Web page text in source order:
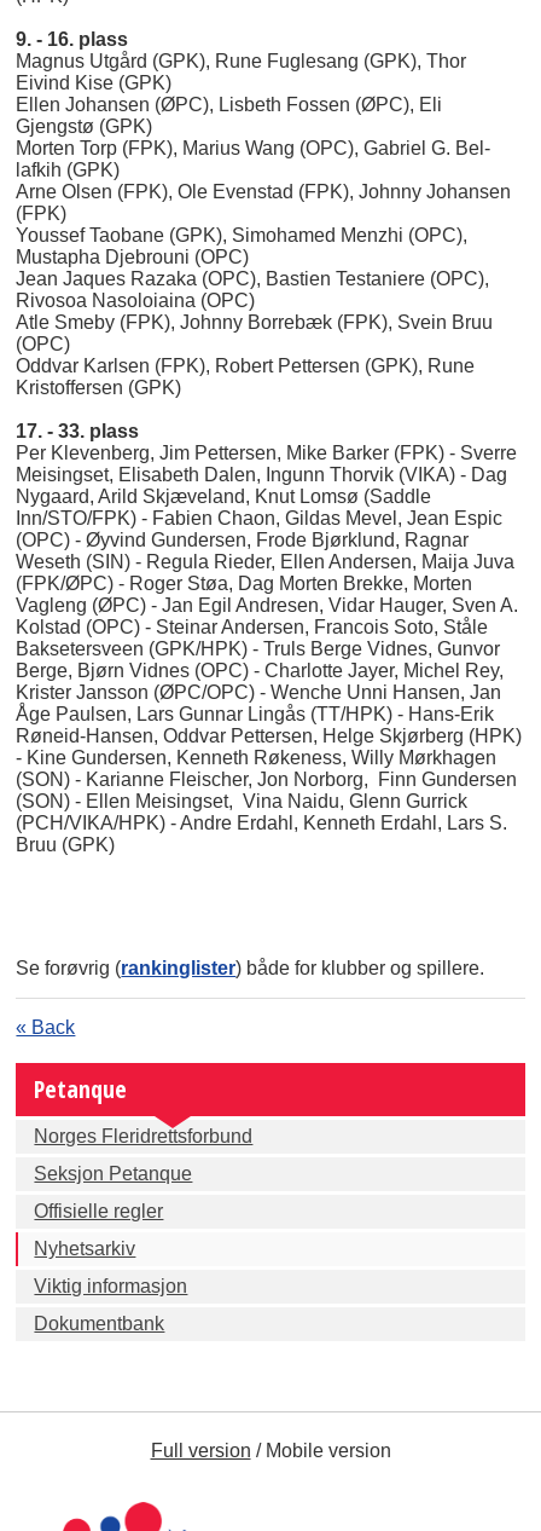
9. - 16. plass
Magnus Utgård (GPK), Rune Fuglesang (GPK), Thor
Eivind Kise (GPK)
Ellen Johansen (ØPC), Lisbeth Fossen (ØPC), Eli
Gjengstø (GPK)
Morten Torp (FPK), Marius Wang (OPC), Gabriel G. Bel-
lafkih (GPK)
Arne Olsen (FPK), Ole Evenstad (FPK), Johnny Johansen
(FPK)
Youssef Taobane (GPK), Simohamed Menzhi (OPC),
Mustapha Djebrouni (OPC)
Jean Jaques Razaka (OPC), Bastien Testaniere (OPC),
Rivosoa Nasoloiaina (OPC)
Atle Smeby (FPK), Johnny Borrebæk (FPK), Svein Bruu
(OPC)
Oddvar Karlsen (FPK), Robert Pettersen (GPK), Rune
Kristoffersen (GPK)
17. - 33. plass
Per Klevenberg, Jim Pettersen, Mike Barker (FPK) - Sverre
Meisingset, Elisabeth Dalen, Ingunn Thorvik (VIKA) - Dag
Nygaard, Arild Skjæveland, Knut Lomsø (Saddle
Inn/STO/FPK) - Fabien Chaon, Gildas Mevel, Jean Espic
(OPC) - Øyvind Gundersen, Frode Bjørklund, Ragnar
Weseth (SIN) - Regula Rieder, Ellen Andersen, Maija Juva
(FPK/ØPC) - Roger Støa, Dag Morten Brekke, Morten
Vagleng (ØPC) - Jan Egil Andresen, Vidar Hauger, Sven A.
Kolstad (OPC) - Steinar Andersen, Francois Soto, Ståle
Baksetersveen (GPK/HPK) - Truls Berge Vidnes, Gunvor
Berge, Bjørn Vidnes (OPC) - Charlotte Jayer, Michel Rey,
Krister Jansson (ØPC/OPC) - Wenche Unni Hansen, Jan
Åge Paulsen, Lars Gunnar Lingås (TT/HPK) - Hans-Erik
Røneid-Hansen, Oddvar Pettersen, Helge Skjørberg (HPK)
- Kine Gundersen, Kenneth Røkeness, Willy Mørkhagen
(SON) - Karianne Fleischer, Jon Norborg, Finn Gundersen
(SON) - Ellen Meisingset, Vina Naidu, Glenn Gurrick
(PCH/VIKA/HPK) - Andre Erdahl, Kenneth Erdahl, Lars S.
Bruu (GPK)
Se forøvrig (rankinglister) både for klubber og spillere.
« Back
Petanque
Norges Fleridrettsforbund
Seksjon Petanque
Offisielle regler
Nyhetsarkiv
Viktig informasjon
Dokumentbank
Full version /Mobile version